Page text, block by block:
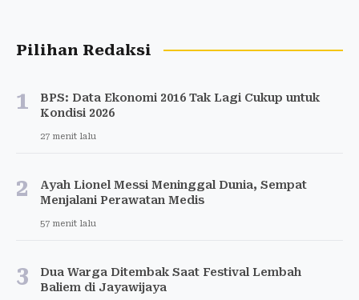
Pilihan Redaksi
1
BPS: Data Ekonomi 2016 Tak Lagi Cukup untuk
Kondisi 2026
27 menit lalu
2
Ayah Lionel Messi Meninggal Dunia, Sempat
Menjalani Perawatan Medis
57 menit lalu
3
Dua Warga Ditembak Saat Festival Lembah
Baliem di Jayawijaya